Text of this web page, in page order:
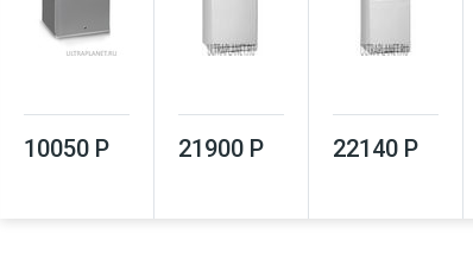
10050 Р 21900 Р 22140 Р